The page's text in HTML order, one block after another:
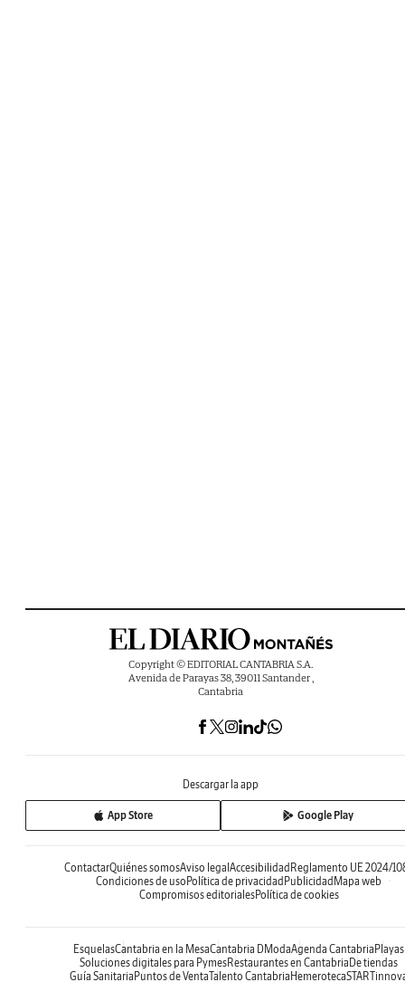
Copyright © EDITORIAL CANTABRIA S.A.
Avenida de Parayas 38, 39011 Santander ,
Cantabria
Descargar la app
App Store Google Play
ContactarQuiénes somosAviso legalAccesibilidadReglamento UE 2024/
Condiciones de usoPolítica de privacidadPublicidadMapa web
Compromisos editorialesPolítica de cookies
EsquelasCantabria en la MesaCantabria DModaAgenda CantabriaPlayas
Soluciones digitales para PymesRestaurantes en CantabriaDe tiendas
Guía SanitariaPuntos de VentaTalento CantabriaHemeroteca